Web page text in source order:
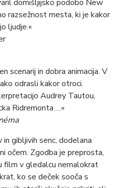
domišljijsko podobo New
razsežnost mesta, ki je kakor
ljudje.«
scenarij in dobra animacija. V
odrasli kakor otroci.
Audrey Tautou,
Ridremonta …«
gibljivih senc, dodelana
očem. Zgodba je preprosta,
film v gledalcu nemalokrat
ko se deček sooča s